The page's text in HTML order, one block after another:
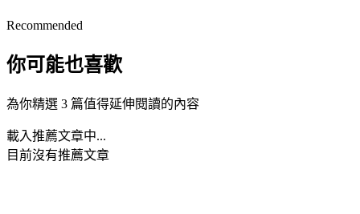
Recommended
你可能也喜歡
為你精選 3 篇值得延伸閱讀的內容
載入推薦文章中...
目前沒有推薦文章